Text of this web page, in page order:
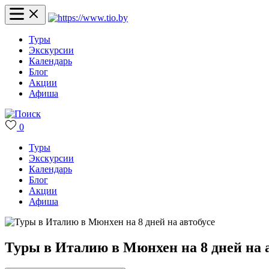
Туры
Экскурсии
Календарь
Блог
Акции
Афиша
0
Туры
Экскурсии
Календарь
Блог
Акции
Афиша
Туры в Италию в Мюнхен на 8 дней на